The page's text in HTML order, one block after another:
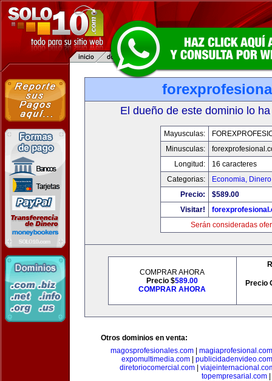
El dueño de este dominio lo
Mayusculas:
Minusculas:
Longitud:
16 caracteres
Categorias:
Economia,
Precio:
$589.00
Visitar!
Serán consideradas
COMPRAR AHORA
Precio $589.00
COMPRAR AHORA
Precio
Otros dominios en venta:
magosprofesionales.com
magiaprofesional.com
expomultimedia.com
publicidadenvideo.com
diretoriocomercial.com
topempresarial.com